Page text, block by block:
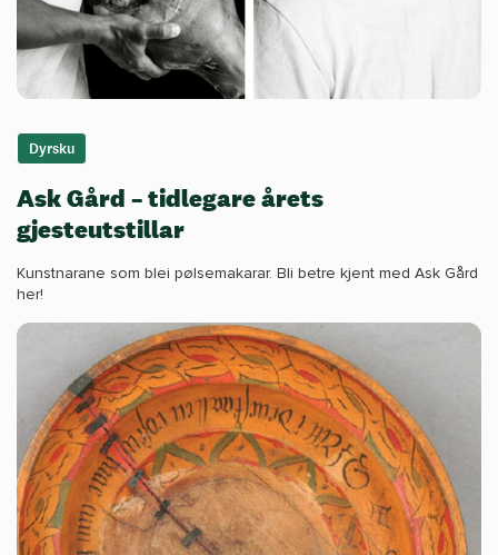
Dyrsku
Ask Gård – tidlegare årets
gjesteutstillar
Kunstnarane som blei pølsemakarar. Bli betre kjent med Ask Gård
her!